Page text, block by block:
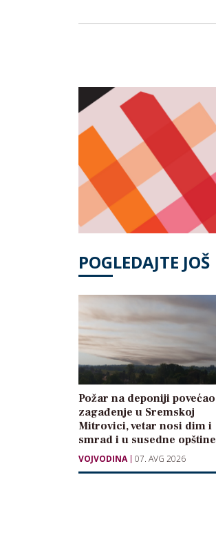
POGLEDAJTE JOŠ
Požar na deponiji povećao
zagađenje u Sremskoj
Mitrovici, vetar nosi dim i
smrad i u susedne opštine
VOJVODINA 07. AVG 2026